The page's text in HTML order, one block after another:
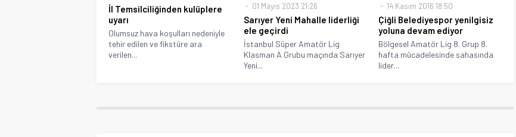
İl Temsilciliğinden kulüplere
uyarı
Olumsuz hava koşulları nedeniyle
tehir edilen ve fikstüre ara
verilen...
01 Mayıs 2023 21:26
Sarıyer Yeni Mahalle liderliği
ele geçirdi
İstanbul Süper Amatör Lig
Klasman A Grubu maçında Sarıyer
Yeni...
14 Kasım 2016 18:50
Çiğli Belediyespor yenilgisiz
yoluna devam ediyor
Bölgesel Amatör Lig 8. Grup 8.
hafta mücadelesinde sahasında
lider...